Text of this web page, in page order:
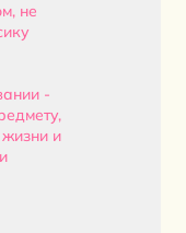
не
-
жизни и